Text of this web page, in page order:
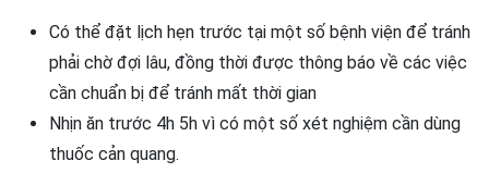
Có thể đặt lịch hẹn trước tại một số bệnh viện để tránh
phải chờ đợi lâu, đồng thời được thông báo về các việc
cần chuẩn bị để tránh mất thời gian
Nhịn ăn trước 4h 5h vì có một số xét nghiệm cần dùng
thuốc cản quang.